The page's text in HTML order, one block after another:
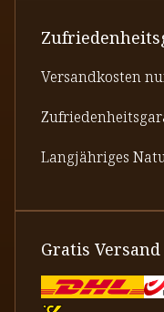
Versandkosten
Langjähriges
Gratis